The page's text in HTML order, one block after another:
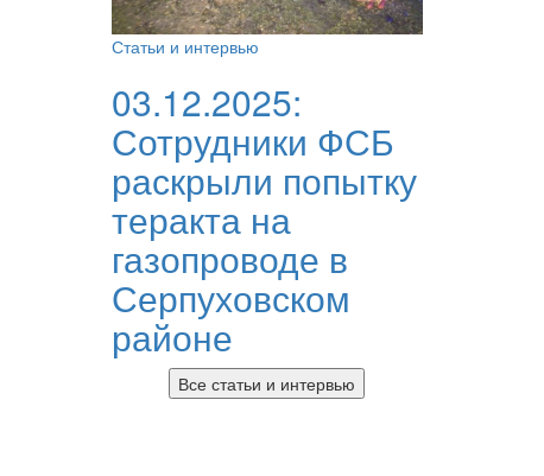
Статьи и интервью
03.12.2025:
Сотрудники ФСБ
раскрыли попытку
теракта на
газопроводе в
Серпуховском
районе
Все статьи и интервью